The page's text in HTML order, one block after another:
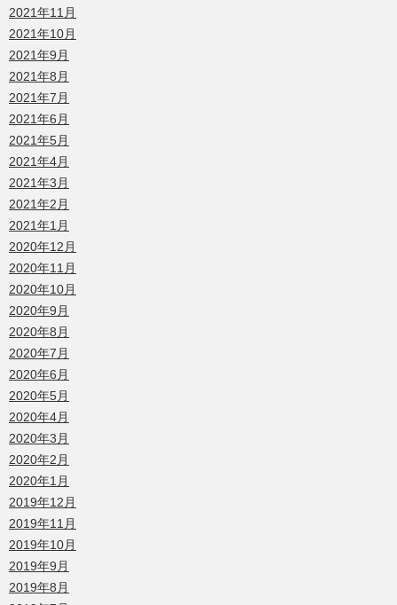
2021年11月
2021年10月
2021年9月
2021年8月
2021年7月
2021年6月
2021年5月
2021年4月
2021年3月
2021年2月
2021年1月
2020年12月
2020年11月
2020年10月
2020年9月
2020年8月
2020年7月
2020年6月
2020年5月
2020年4月
2020年3月
2020年2月
2020年1月
2019年12月
2019年11月
2019年10月
2019年9月
2019年8月